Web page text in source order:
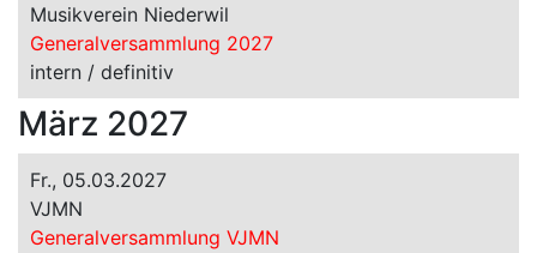
Musikverein Niederwil
Generalversammlung 2027
intern / definitiv
März 2027
Fr., 05.03.2027
VJMN
Generalversammlung VJMN